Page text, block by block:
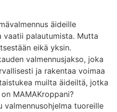
äideille
vaatii palautumista. Mutta
eikä yksin.
valmennusjakso, joka
ja rakentaa voimaa
muilta äideiltä, jotka
MAMAKroppani?
valmennusohjelma tuoreille